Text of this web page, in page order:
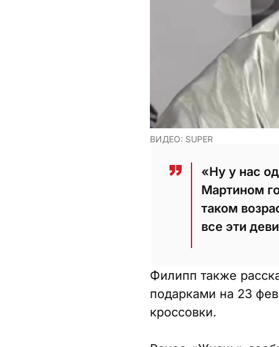
ВИДЕО: SUPER
«Ну у нас
Мартином
таком
все эти
Филипп также
подарками на 23
кроссовки.